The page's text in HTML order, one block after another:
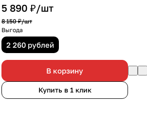
5 890 ₽/шт
8 150 ₽/шт
Выгода
2 260 рублей
В корзину
Купить в 1 клик